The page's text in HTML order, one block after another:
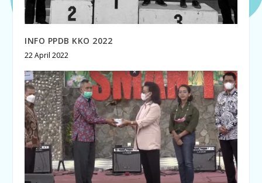
INFO PPDB KKO 2022
22 April 2022